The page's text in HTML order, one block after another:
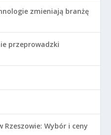
zmieniają branżę
przeprowadzki
Rzeszowie: Wybór i ceny